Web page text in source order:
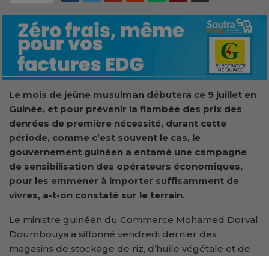
Le mois de jeûne musulman débutera ce 9 juillet en
Guinée, et pour prévenir la flambée des prix des
denrées de première nécessité, durant cette
période, comme c’est souvent le cas, le
gouvernement guinéen a entamé une campagne
de sensibilisation des opérateurs économiques,
pour les emmener à importer suffisamment de
vivres, a-t-on constaté sur le terrain.
Le ministre guinéen du Commerce Mohamed Dorval
Doumbouya a sillonné vendredi dernier des
magasins de stockage de riz, d’huile végétale et de